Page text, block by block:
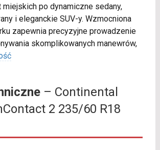
po dynamiczne sedany,
i eleganckie SUV-y. Wzmocniona
zapewnia precyzyjne prowadzenie
skomplikowanych manewrów,
– Continental
2 235/60 R18